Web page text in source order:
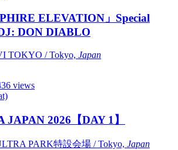
ELEVATION」Special
DON DIABLO
TOKYO / Tokyo, Japan
views
JAPAN 2026【DAY 1】
PARK特設会場 / Tokyo, Japan